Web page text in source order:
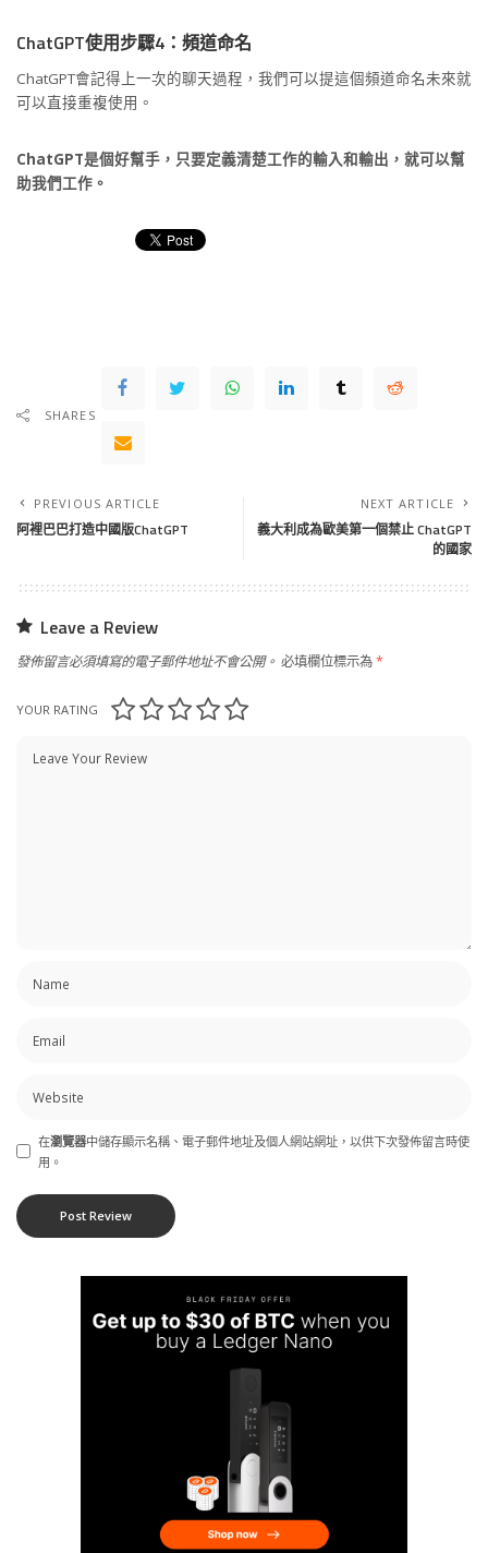
ChatGPT使用步驟4：頻道命名
ChatGPT會記得上一次的聊天過程，我們可以提這個頻道命名未來就
可以直接重複使用。
ChatGPT是個好幫手，只要定義清楚工作的輸入和輸出，就可以幫
助我們工作。
SHARES
PREVIOUS ARTICLE
阿裡巴巴打造中國版ChatGPT
NEXT ARTICLE
義大利成為歐美第一個禁止 ChatGPT
的國家
Leave a Review
發佈留言必須填寫的電子郵件地址不會公開。 必填欄位標示為*
YOUR RATING
在瀏覽器中儲存顯示名稱、電子郵件地址及個人網站網址，以供下次發佈留言時使
用。